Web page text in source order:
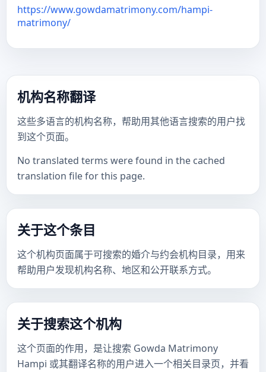
https://www.gowdamatrimony.com/hampi-
matrimony/
机构名称翻译
这些多语言的机构名称，帮助用其他语言搜索的用户找
到这个页面。
No translated terms were found in the cached
translation file for this page.
关于这个条目
这个机构页面属于可搜索的婚介与约会机构目录，用来
帮助用户发现机构名称、地区和公开联系方式。
关于搜索这个机构
这个页面的作用，是让搜索 Gowda Matrimony
Hampi 或其翻译名称的用户进入一个相关目录页，并看